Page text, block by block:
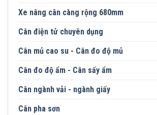
Xe nâng cân càng rộng 680mm
Cân điện tử chuyên dụng
Cân mủ cao su - Cân đo độ mủ
Cân đo độ ẩm - Cân sấy ẩm
Cân ngành vải - ngành giấy
Cân pha sơn